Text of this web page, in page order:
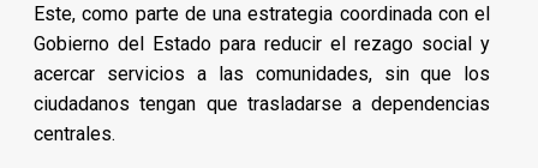
Este, como parte de una estrategia coordinada con el
Gobierno del Estado para reducir el rezago social y
acercar servicios a las comunidades, sin que los
ciudadanos tengan que trasladarse a dependencias
centrales.